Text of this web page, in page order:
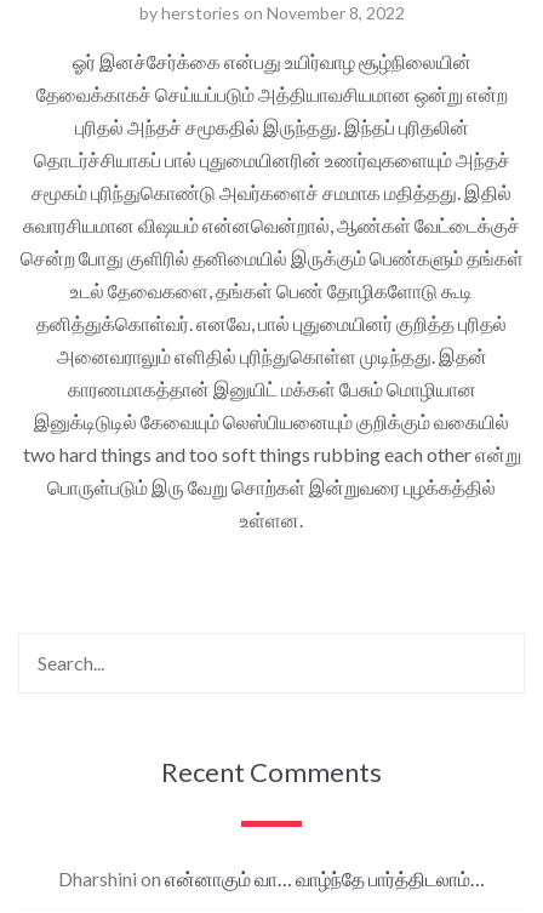
byherstories on November 8, 2022
ஓர் இனச்சேர்க்கை என்பது உயிர்வாழ சூழ்நிலையின்
தேவைக்காகச் செய்யப்படும் அத்தியாவசியமான ஒன்று என்ற
புரிதல் அந்தச் சமூகதில் இருந்தது. இந்தப் புரிதலின்
தொடர்ச்சியாகப் பால் புதுமையினரின் உணர்வுகளையும் அந்தச்
சமூகம் புரிந்துகொண்டு அவர்களைச் சமமாக மதித்தது. இதில்
சுவாரசியமான விஷயம் என்னவென்றால், ஆண்கள் வேட்டைக்குச்
சென்ற போது குளிரில் தனிமையில் இருக்கும் பெண்களும் தங்கள்
உடல் தேவைகளை, தங்கள் பெண் தோழிகளோடு கூடி
தனித்துக்கொள்வர். எனவே, பால் புதுமையினர் குறித்த புரிதல்
அனைவராலும் எளிதில் புரிந்துகொள்ள முடிந்தது. இதன்
காரணமாகத்தான் இனுயிட் மக்கள் பேசும் மொழியான
இனுக்டிடுடில் கேவையும் லெஸ்பியனையும் குறிக்கும் வகையில்
two hard things and too soft things rubbing each other என்று
பொருள்படும் இரு வேறு சொற்கள் இன்றுவரை புழக்கத்தில்
உள்ளன.
Recent Comments
Dharshini on என்னாகும் வா… வாழ்ந்தே பார்த்திடலாம்…